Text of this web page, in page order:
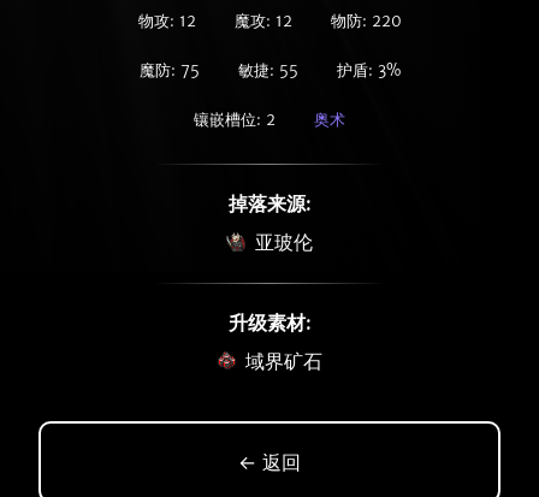
物攻: 12 魔攻: 12 物防: 220
魔防: 75 敏捷: 55 护盾: 3%
镶嵌槽位: 2 奥术
掉落来源:
亚玻伦
升级素材:
域界矿石
← 返回